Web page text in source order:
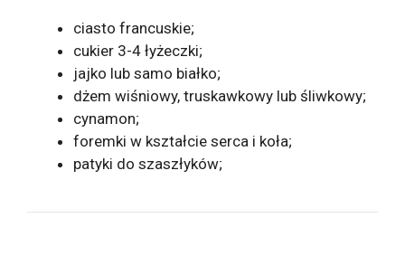
ciasto francuskie;
cukier 3-4 łyżeczki;
jajko lub samo białko;
dżem wiśniowy, truskawkowy lub śliwkowy;
cynamon;
foremki w kształcie serca i koła;
patyki do szaszłyków;